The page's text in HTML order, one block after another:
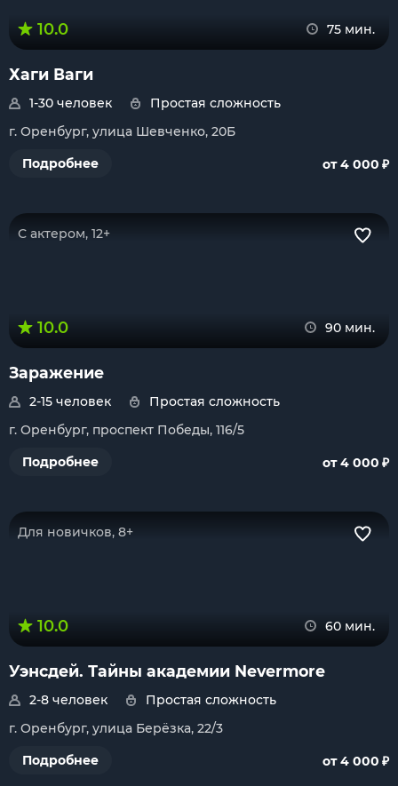
10.0 75 мин.
Хаги Ваги
1-30 человек
Простая сложность
г. Оренбург, улица Шевченко, 20Б
Подробнее
от 4 000 ₽
С актером, 12+
10.0 90 мин.
Заражение
2-15 человек
Простая сложность
г. Оренбург, проспект Победы, 116/5
Подробнее
от 4 000 ₽
Для новичков, 8+
10.0 60 мин.
Уэнсдей. Тайны академии Nevermore
2-8 человек
Простая сложность
г. Оренбург, улица Берёзка, 22/3
Подробнее
от 4 000 ₽